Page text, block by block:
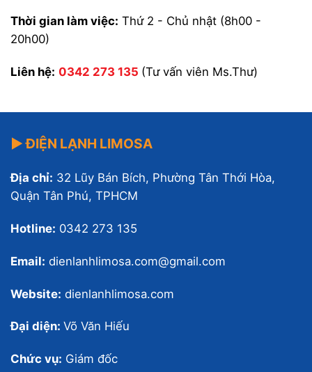
Thời gian làm việc: Thứ 2 - Chủ nhật (8h00 -
20h00)
Liên hệ: 0342 273 135 (Tư vấn viên Ms.Thư)
▶ ĐIỆN LẠNH LIMOSA
Địa chỉ: 32 Lũy Bán Bích, Phường Tân Thới Hòa,
Quận Tân Phú, TPHCM
Hotline: 0342 273 135
Email: dienlanhlimosa.com@gmail.com
Website: dienlanhlimosa.com
Đại diện: Võ Văn Hiếu
Chức vụ: Giám đốc